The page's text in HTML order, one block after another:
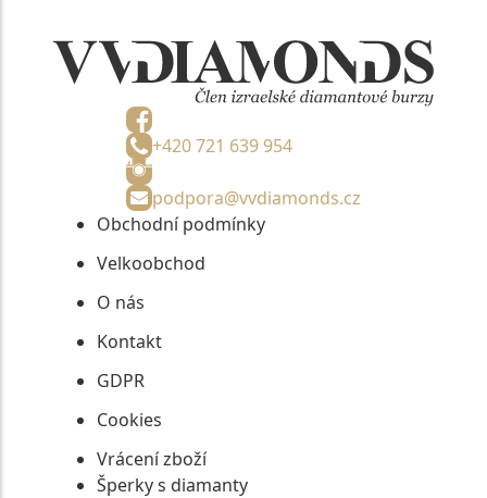
+420 721 639 954
podpora@vvdiamonds.cz
Obchodní podmínky
Velkoobchod
O nás
Kontakt
GDPR
Cookies
Vrácení zboží
Šperky s diamanty